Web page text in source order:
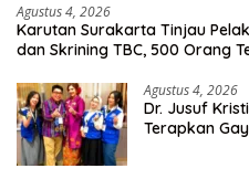
Agustus 4, 2026
Karutan Surakarta Tinjau
dan Skrining TBC, 500 Orang
Agustus 4, 2026
Dr. Jusuf
Terapkan